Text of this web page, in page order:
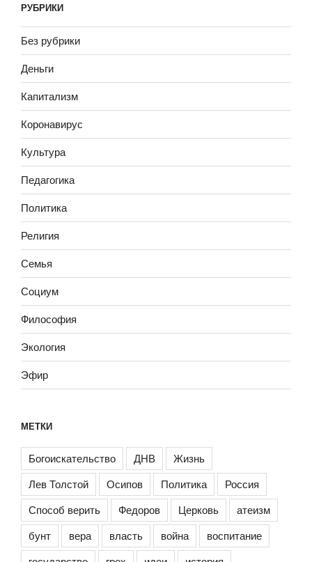
РУБРИКИ
Без рубрики
Деньги
Капитализм
Коронавирус
Культура
Педагогика
Политика
Религия
Семья
Социум
Философия
Экология
Эфир
МЕТКИ
Богоискательство ДНВ
Жизнь
Лев Толстой
Осипов Политика
Россия
Способ верить
Федоров Церковь
атеизм
бунт
вера власть война
воспитание